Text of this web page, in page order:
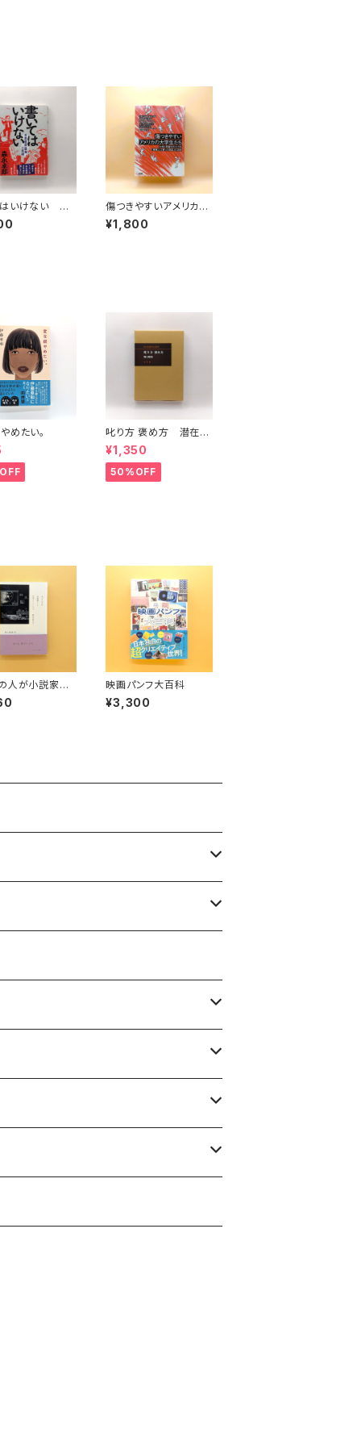
いけない 日
落の真相
傷つきやすいアメリカの
大学生たち 大学と若
者をダメにする「善意」
¥1,800
めたい。
叱り方 褒め方 潜在意
識教育法叢書
¥1,350
50%OFF
人が小説家と
していくには
映画パンフ大百科
¥3,300